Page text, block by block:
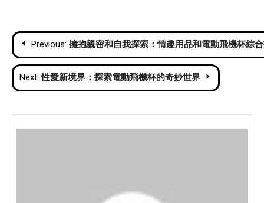
Post
navigation
Previous: 擁抱親密和自我探索：情趣用品和電動飛機杯綜
Next: 性愛新境界：探索電動飛機杯的奇妙世界